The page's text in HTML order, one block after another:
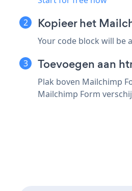
Kopieer het
Your code block will be
Toevoegen aan
Plak boven Mailchimp
Mailchimp Form